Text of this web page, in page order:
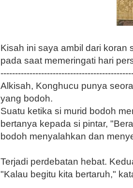
Kisah ini saya ambil dari koran
pada saat memeringati hari
Alkisah, Konghucu punya
yang bodoh.
Suatu ketika si murid bodoh
bertanya kepada si pin­tar,
bodoh menyalah­kan dan
Terjadi perdebatan hebat.
"Kalau begitu kita berta­ruh,"